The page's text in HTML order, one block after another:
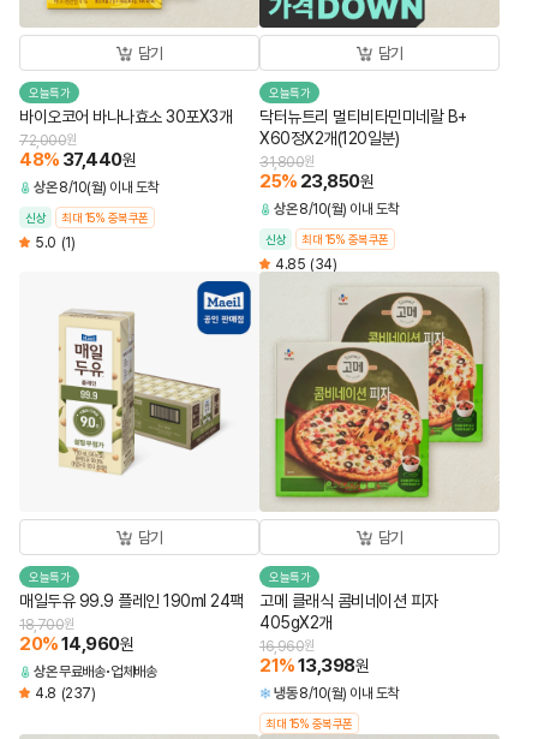
담기
오늘특가
바이오코어 바나나효소 30포X3개
72,000원
48% 37,440원
상온 8/10(월) 이내 도착
신상 최대 15% 중복쿠폰
5.0 (1)
담기
오늘특가
닥터뉴트리 멀티비타민미네랄 B+
X60정X2개(120일분)
31,800원
25% 23,850원
상온 8/10(월) 이내 도착
신상 최대 15% 중복쿠폰
4.85 (34)
담기
오늘특가
매일두유 99.9 플레인 190ml 24팩
18,700원
20%14,960원
상온무료배송 업체배송
4.8 (237)
담기
오늘특가
고메 클래식 콤비네이션 피자
405gX2개
16,960원
21%13,398원
냉동 8/10(월) 이내 도착
최대 15% 중복쿠폰